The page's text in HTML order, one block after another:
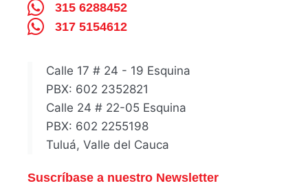
315 6288452
317 5154612
Calle 17 # 24 - 19 Esquina
PBX: 602 2352821
Calle 24 # 22-05 Esquina
PBX: 602 2255198
Tuluá, Valle del Cauca
Suscríbase a nuestro Newsletter